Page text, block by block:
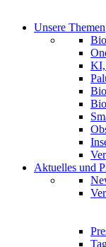
Unsere Themen
KI,
Aktuelles und